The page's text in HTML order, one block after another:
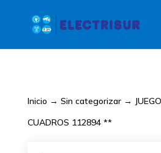
Inicio → Sin categorizar→ JUEGO
CUADROS 112894 **